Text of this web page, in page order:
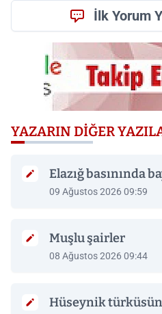
İlk Yorum
YAZARIN DIĞER
Elazığ basınında
09 Ağustos 2026 09:59
Muşlu şairler
08 Ağustos 2026 09:44
Hüseynik